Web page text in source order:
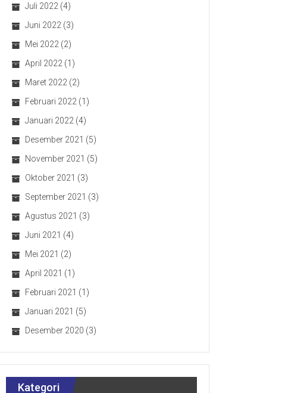
Juli 2022 (4)
Juni 2022 (3)
Mei 2022 (2)
April 2022 (1)
Maret 2022 (2)
Februari 2022 (1)
Januari 2022 (4)
Desember 2021 (5)
November 2021 (5)
Oktober 2021 (3)
September 2021 (3)
Agustus 2021 (3)
Juni 2021 (4)
Mei 2021 (2)
April 2021 (1)
Februari 2021 (1)
Januari 2021 (5)
Desember 2020 (3)
Kategori